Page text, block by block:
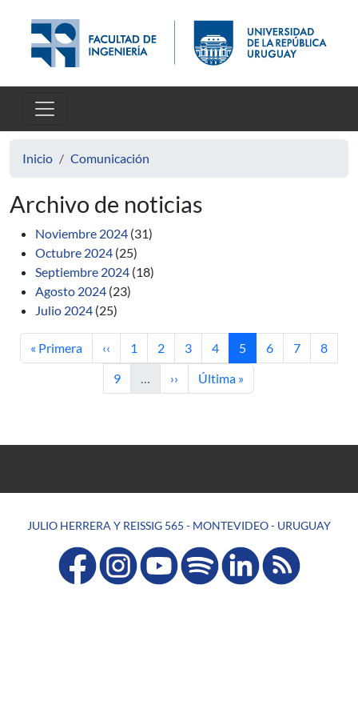
Inicio Comunicación
Archivo de noticias
Noviembre 2024 (31)
Octubre 2024 (25)
Septiembre 2024 (18)
Agosto 2024 (23)
Julio 2024 (25)
Primera página
« Primera Página anterior
‹‹ Página
1 Página
2 Página
3 Página
4 Página actual
5 Página
6 Página
7 Página
8
Página
9 … Siguiente página
›› Última página
Última »
JULIO HERRERA Y REISSIG 565 - MONTEVIDEO - URUGUAY